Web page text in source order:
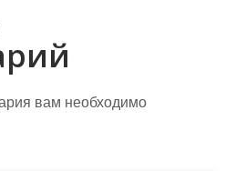
вам необходимо